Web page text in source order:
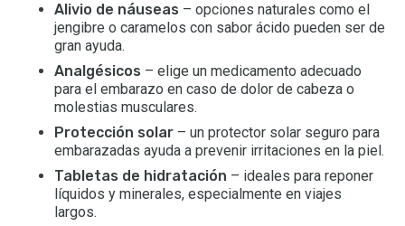
Alivio de náuseas – opciones naturales como el
jengibre o caramelos con sabor ácido pueden ser de
gran ayuda.
Analgésicos – elige un medicamento adecuado
para el embarazo en caso de dolor de cabeza o
molestias musculares.
Protección solar – un protector solar seguro para
embarazadas ayuda a prevenir irritaciones en la piel.
Tabletas de hidratación – ideales para reponer
líquidos y minerales, especialmente en viajes
largos.